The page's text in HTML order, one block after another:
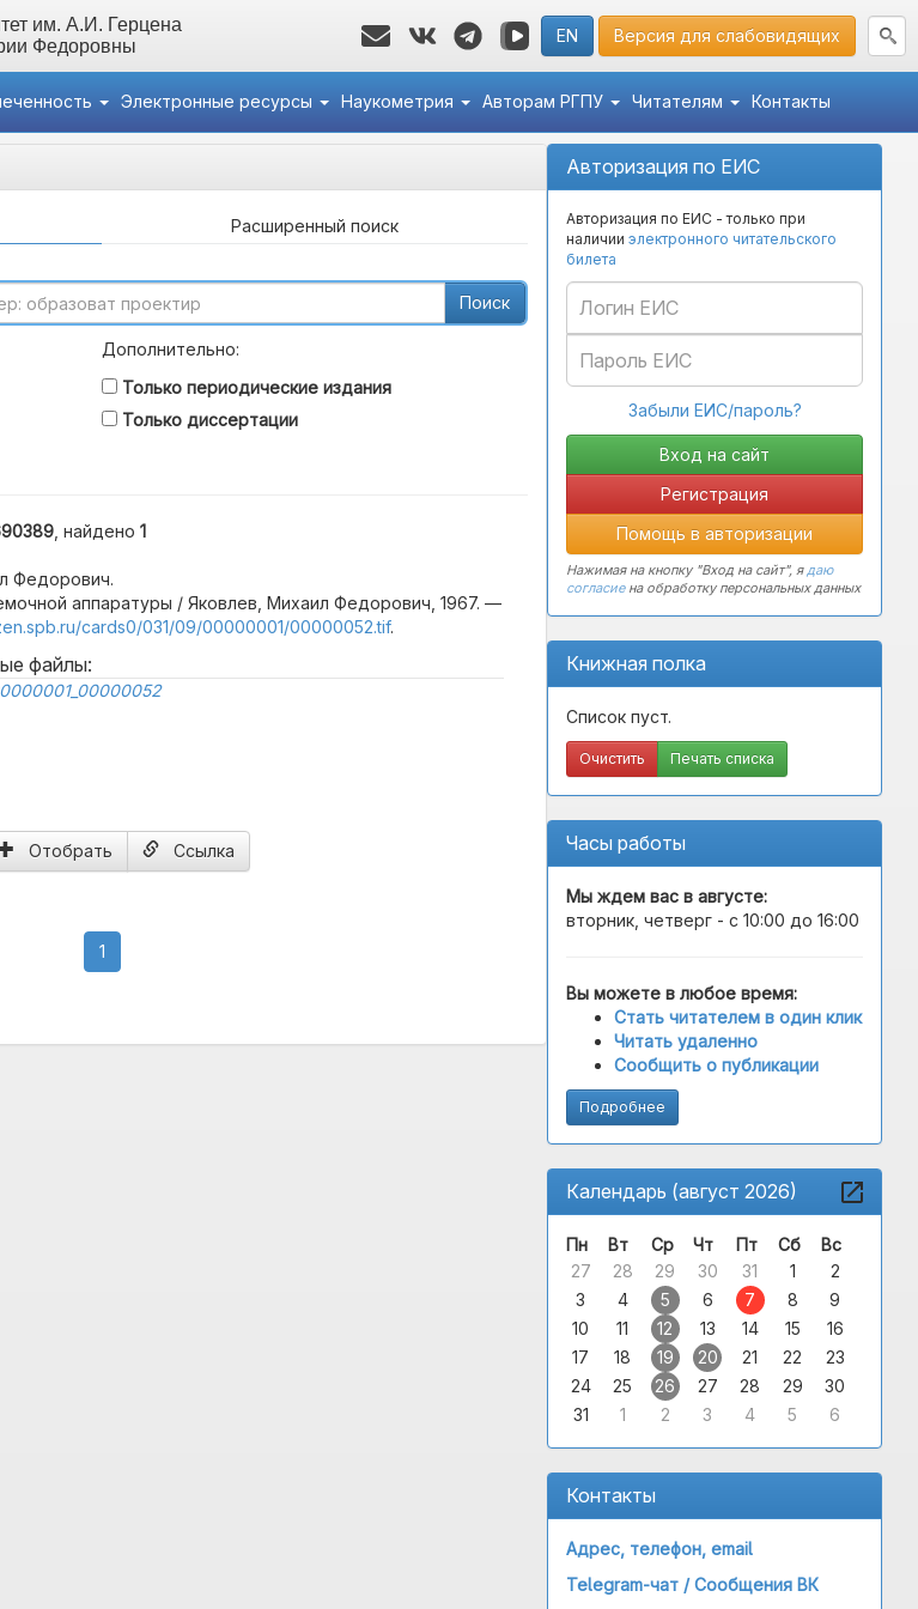
им. А.И. Герцена
Федоровны
EN Версия для слабовидящих
Электронные ресурсы Наукометрия Авторам РГПУ Читателям Контакты
Авторизация по ЕИС
Авторизация по ЕИС - только при
наличии электронного читательского
билета
Забыли ЕИС/пароль?
Регистрация
Помощь в авторизации
Нажимая на кнопку "Вход на сайт", ядаю
согласиена обработку персональных данных
Книжная полка
Список пуст.
Очистить Печать списка
Часы работы
Мы ждем вас в августе:
вторник, четверг - с 10:00 до 16:00
Вы можете в любое время:
Стать читателем в один клик
Читать удаленно
Сообщить о публикации
Подробнее
Календарь (август 2026)
Пн Вт Ср Чт Пт Сб
Вс
27
28 29 30 31 1
2
3
4 5 6 7 8
9
10
11 12 13 14 15
16
17
18 19 20 21 22
23
24
25 26 27 28 29
30
31
1 2 3 4 5 6
Контакты
Адрес, телефон, email
Telegram-чат /Сообщения ВК
Расширенный поиск
Поиск
Дополнительно:
Только периодические издания
Только диссертации
, найдено 1
Федорович.
аппаратуры / Яковлев, Михаил Федорович, 1967. —
cards0/031/09/00000001/00000052.tif.
файлы:
Отобрать Ссылка
1(current)